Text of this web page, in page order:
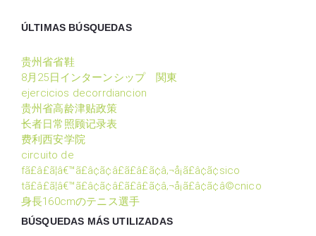
ÚLTIMAS BÚSQUEDAS
贵州省省鞋
8月25日インターンシップ 関東
ejercicios decorrdiancion
贵州省高龄津贴政策
长者日常照顾记录表
费利西安学院
circuito de
fã£â£ã¦â€™ã£â¢ã¢â£ã£â£ã¢â‚¬å¡ã£â¢ã¢sico
tã£â£ã¦â€™ã£â¢ã¢â£ã£â£ã¢â‚¬å¡ã£â¢ã¢â©cnico
身長160cmのテニス選手
BÚSQUEDAS MÁS UTILIZADAS